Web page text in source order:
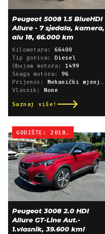
Peugeot 5008 1.5 BlueHDI
Allure - 7 sjedala, kamera,
alu 18, 66.000 km
Kilometara: 66400
Tip goriva:
Diesel
Obujam motora: 1499
Snaga motora: 96
Prijenos:
Mehanički mjenjač
Vlasnik:
None
Saznaj više!
GODIŠTE: 2018.
Peugeot 3008 2.0 HDI
Allure GT-Line Aut.-
1.vlasnik, 39.600 km!